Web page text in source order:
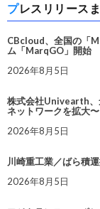
プレスリリース
CBcloud、全国の「
ム「MarqGO」開始
2026年8月5日
株式会社Univearth、
ネットワークを拡大〜
2026年8月5日
川崎重工業／ばら積
2026年8月5日